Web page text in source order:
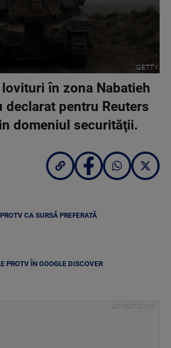
GETTY
în zona Nabatieh
pentru Reuters
domeniul securităţii.
CA SURSĂ PREFERATĂ
PROTV ÎN GOOGLE DISCOVER